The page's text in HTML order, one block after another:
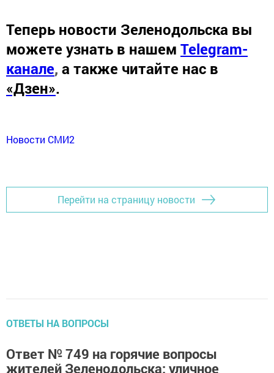
Теперь новости Зеленодольска вы
можете узнать в нашем Telegram-
канале, а также читайте нас в
«Дзен».
Новости СМИ2
Перейти на страницу новости
ОТВЕТЫ НА ВОПРОСЫ
Ответ № 749 на горячие вопросы
жителей Зеленодольска: уличное